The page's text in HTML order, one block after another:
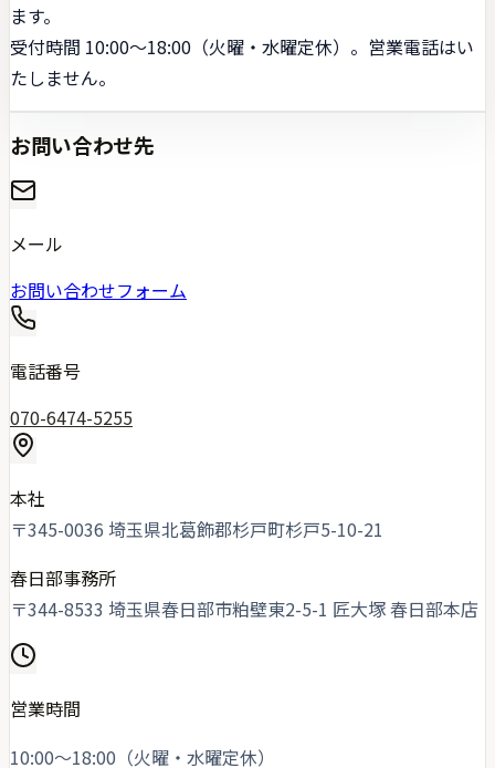
ます。
受付時間 10:00〜18:00（火曜・水曜定休）。営業電話はい
たしません。
お問い合わせ先
メール
お問い合わせフォーム
電話番号
070-6474-5255
本社
〒345-0036 埼玉県北葛飾郡杉戸町杉戸5-10-21
春日部事務所
〒344-8533 埼玉県春日部市粕壁東2-5-1 匠大塚 春日部本店
営業時間
10:00〜18:00（火曜・水曜定休）